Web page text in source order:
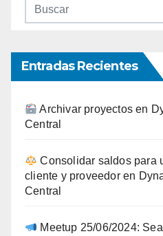
Entradas Recientes
Archivar proyectos en
Central
Consolidar saldos para
cliente y proveedor en
Central
Meetup 25/06/2024: